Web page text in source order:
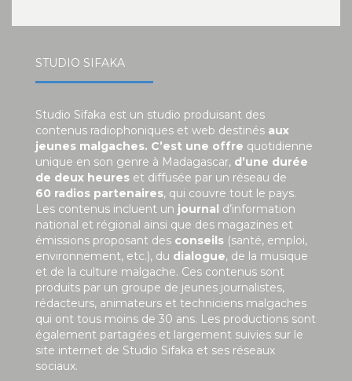
STUDIO SIFAKA
Studio Sifaka est un studio produisant des
contenus radiophoniques et web destinés aux
jeunes malgaches. C’est une offre quotidienne
unique en son genre à Madagascar, d’une durée
de deux heures et diffusée par un réseau de
60 radios partenaires, qui couvre tout le pays.
Les contenus incluent un journal d’information
national et régional ainsi que des magazines et
émissions proposant des conseils (santé, emploi,
environnement, etc.), du dialogue, de la musique
et de la culture malgache. Ces contenus sont
produits par un groupe de jeunes journalistes,
rédacteurs, animateurs et techniciens malgaches
qui ont tous moins de 30 ans. Les productions sont
également partagées et largement suivies sur le
site internet de Studio Sifaka et ses réseaux
sociaux.